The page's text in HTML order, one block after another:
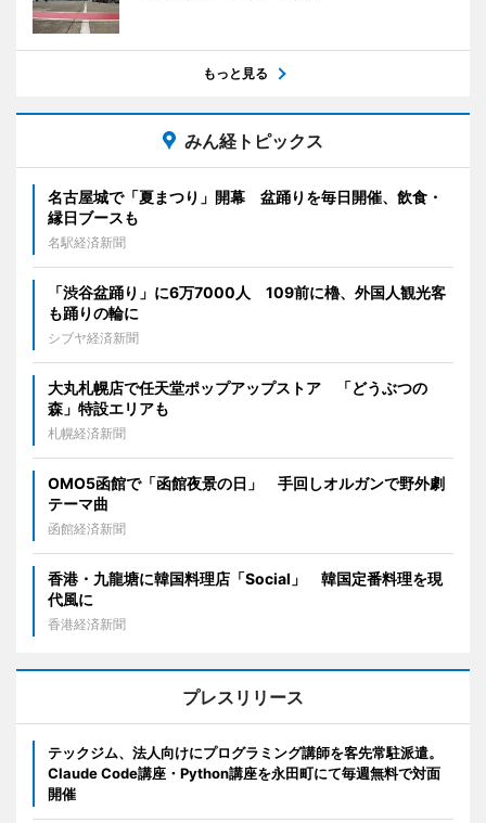
もっと見る
みん経トピックス
名古屋城で「夏まつり」開幕 盆踊りを毎日開催、飲食・
縁日ブースも
名駅経済新聞
「渋谷盆踊り」に6万7000人 109前に櫓、外国人観光客
も踊りの輪に
シブヤ経済新聞
大丸札幌店で任天堂ポップアップストア 「どうぶつの
森」特設エリアも
札幌経済新聞
OMO5函館で「函館夜景の日」 手回しオルガンで野外劇
テーマ曲
函館経済新聞
香港・九龍塘に韓国料理店「Social」 韓国定番料理を現
代風に
香港経済新聞
プレスリリース
テックジム、法人向けにプログラミング講師を客先常駐派遣。
Claude Code講座・Python講座を永田町にて毎週無料で対面
開催